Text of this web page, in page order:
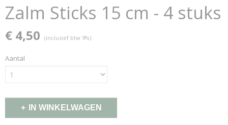
Zalm Sticks 15 cm - 4 stuks
€ 4,50 (inclusief btw 9%)
Aantal
IN WINKELWAGEN